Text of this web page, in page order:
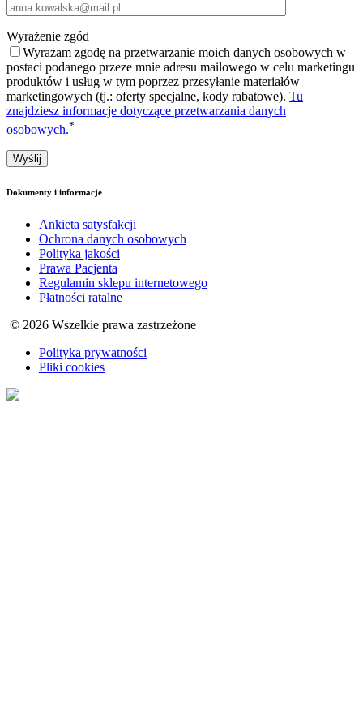
Wyrażenie zgód
Wyrażam zgodę na przetwarzanie moich danych osobowych w
postaci podanego przeze mnie adresu mailowego w celu marketingu
produktów i usług w tym poprzez przesyłanie materiałów
marketingowych (tj.: oferty specjalne, kody rabatowe). Tu
znajdziesz informacje dotyczące przetwarzania danych
osobowych.*
Dokumenty i informacje
Ankieta satysfakcji
Ochrona danych osobowych
Polityka jakości
Prawa Pacjenta
Regulamin sklepu internetowego
Płatności ratalne
© 2026 Wszelkie prawa zastrzeżone
Polityka prywatności
Pliki cookies